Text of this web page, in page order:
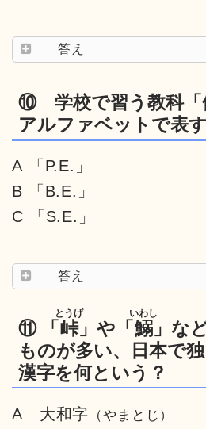
答え
⑩ 学校で習う教科「
アルファベットで表
A 「P.E.」
B 「B.E.」
C 「S.E.」
答え
⑪ 「峠
とうげ
」や「鰯
いわし
」な
ものが多い、日本で
漢字を何という？
A 大和字 （やまとじ）